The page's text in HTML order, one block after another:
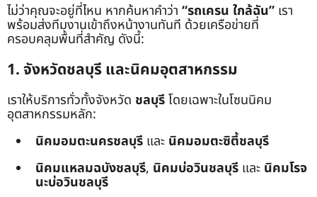
ไม่ว่าคุณจะอยู่ที่ไหน หากค้นหาคำว่า “รถเครน ใกล้ฉัน” เรา
พร้อมส่งทีมงานเข้าถึงหน้างานทันที ด้วยเครือข่ายที่
ครอบคลุมพื้นที่สำคัญ ดังนี้:
1. จังหวัดชลบุรี และนิคมอุตสาหกรรม
เราให้บริการทั่วทั้งจังหวัด ชลบุรีโดยเฉพาะในโซนนิคม
อุตสาหกรรมหลัก:
นิคมอมตะนครชลบุรี และ นิคมอมตะซิตี้ชลบุรี
นิคมแหลมฉบังชลบุรี, นิคมบ่อวินชลบุรี และ นิคมโรจ
นะบ่อวินชลบุรี